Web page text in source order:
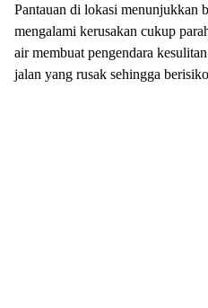
Pantauan di lokasi menunjukkan
mengalami kerusakan cukup
air membuat pengendara
jalan yang rusak sehingga